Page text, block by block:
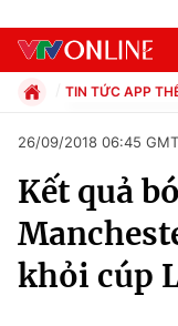
Chuyên mục
Chính trị
TIN TỨC APP
Xã hội
Pháp luật
Kinh tế
Thể thao
Truyền hình
Văn hóa -
26/09/2018 06:45
Kết quả
khỏi cúp